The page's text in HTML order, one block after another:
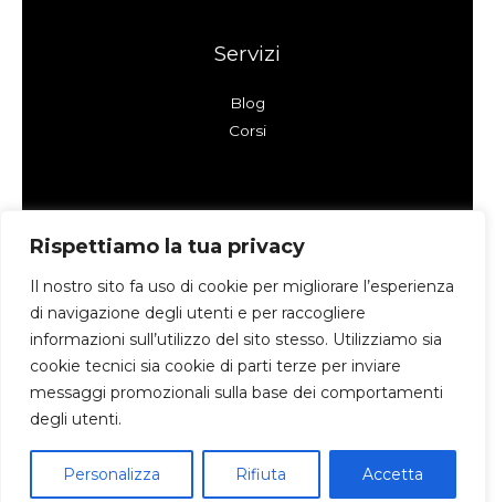
Rispettiamo la tua privacy
Il nostro sito fa uso di cookie per migliorare l’esperienza
di navigazione degli utenti e per raccogliere
informazioni sull’utilizzo del sito stesso. Utilizziamo sia
cookie tecnici sia cookie di parti terze per inviare
messaggi promozionali sulla base dei comportamenti
degli utenti.
Personalizza Rifiuta Accetta
Servizi
Blog
Corsi
Azienda
Chi siamo
Informativa sui Cookies
Informativa sulla Privacy
Contatti
Powered by Exprit